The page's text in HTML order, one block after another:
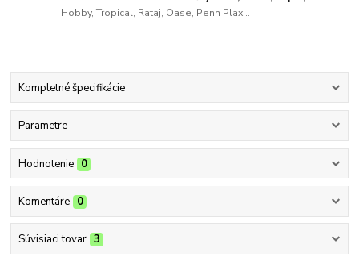
Hobby, Tropical, Rataj, Oase, Penn Plax...
Kompletné špecifikácie
Parametre
Hodnotenie 0
Komentáre 0
Súvisiaci tovar 3